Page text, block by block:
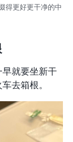
得更好更干净的中
就要坐新干
去箱根。